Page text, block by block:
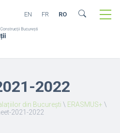
EN FR RO
2022
din București \ ERASMUS+ \
2021-2022